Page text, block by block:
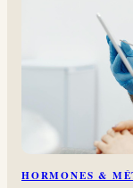
HORMONES &